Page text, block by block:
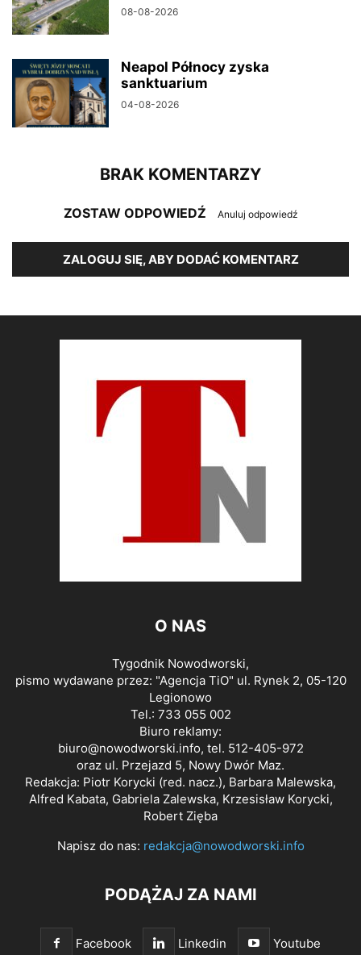
08-08-2026
Neapol Północy zyska
sanktuarium
04-08-2026
BRAK KOMENTARZY
ZOSTAW ODPOWIEDŹ Anuluj odpowiedź
ZALOGUJ SIĘ, ABY DODAĆ KOMENTARZ
O NAS
Tygodnik Nowodworski,
pismo wydawane przez: "Agencja TiO" ul. Rynek 2, 05-120
Legionowo
Tel.: 733 055 002
Biuro reklamy:
biuro@nowodworski.info, tel. 512-405-972
oraz ul. Przejazd 5, Nowy Dwór Maz.
Redakcja: Piotr Korycki (red. nacz.), Barbara Malewska,
Alfred Kabata, Gabriela Zalewska, Krzesisław Korycki,
Robert Zięba
Napisz do nas: redakcja@nowodworski.info
PODĄŻAJ ZA NAMI
Facebook Linkedin Youtube